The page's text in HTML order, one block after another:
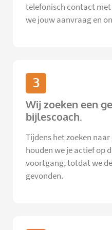
telefonisch contact met
we jouw aanvraag en
3
Wij zoeken een
bijlescoach.
Tijdens het zoeken
houden we je actief op
voortgang, totdat we
gevonden.